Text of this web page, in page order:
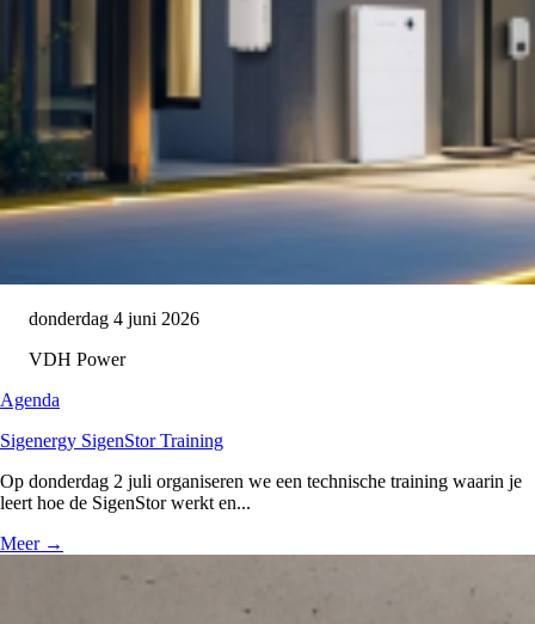
donderdag 4 juni 2026
VDH Power
Agenda
Sigenergy SigenStor Training
Op donderdag 2 juli organiseren we een technische training waarin je
leert hoe de SigenStor werkt en...
Meer →